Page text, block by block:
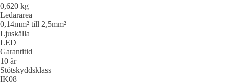
0,620 kg
Ledararea
0,14mm² till 2,5mm²
Ljuskälla
LED
Garantitid
10 år
Stötskyddsklass
IK08